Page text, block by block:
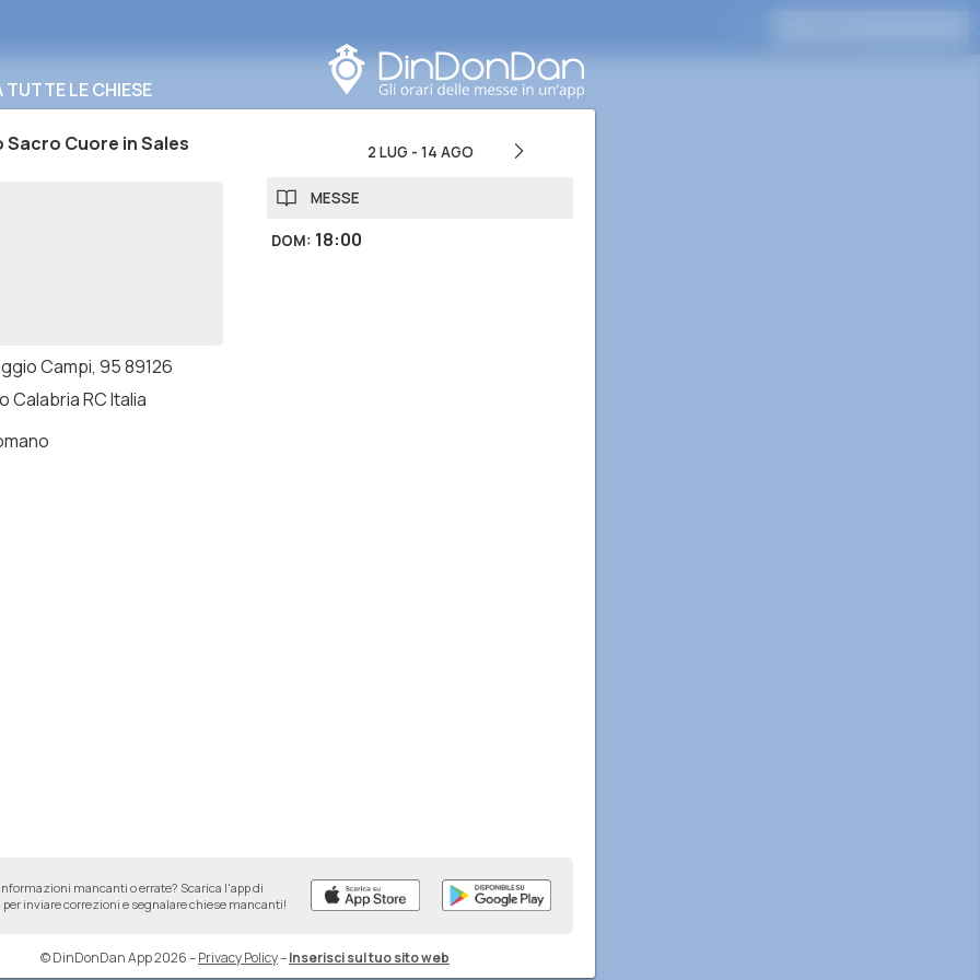
LE CHIESE
Cuore in Sales
Campi, 95 89126
Calabria RC Italia
2 LUG - 14 AGO
MESSE
DOM: 18:00
mancanti o errate? Scarica l'app di
per inviare correzioni e segnalare chiese mancanti!
© DinDonDan App 2026–Privacy Policy–Inserisci sul tuo sito web